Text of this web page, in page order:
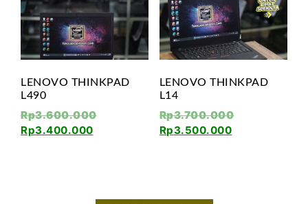
LENOVO THINKPAD
L490
Rp3.600.000
Rp3.400.000
LENOVO THINKPAD
L14
Rp3.700.000
Rp3.500.000